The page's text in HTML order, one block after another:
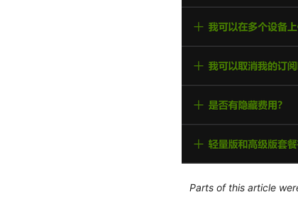
Parts of this article